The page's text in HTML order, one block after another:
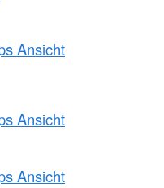
Ansicht
Ansicht
Ansicht